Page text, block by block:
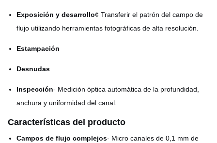
Exposición y desarrollo¢ Transferir el patrón del campo de
flujo utilizando herramientas fotográficas de alta resolución.
Estampación
Desnudas
Inspección- Medición óptica automática de la profundidad,
anchura y uniformidad del canal.
Características del producto
Campos de flujo complejos- Micro canales de 0,1 mm de